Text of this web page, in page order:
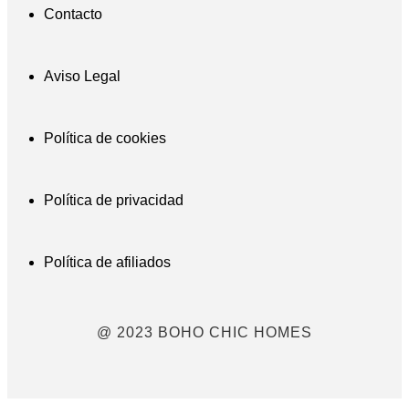
Contacto
Aviso Legal
Política de cookies
Política de privacidad
Política de afiliados
@ 2023 BOHO CHIC HOMES